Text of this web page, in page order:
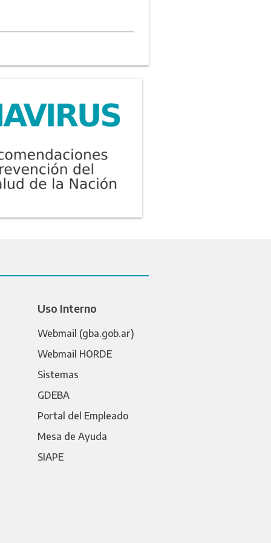
Uso Interno
Webmail (gba.gob.ar)
Webmail HORDE
Sistemas
GDEBA
Portal del Empleado
Mesa de Ayuda
SIAPE